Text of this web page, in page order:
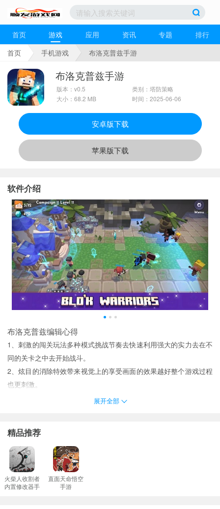
首页 游戏 应用 资讯 专题
排行
首页
手机游戏 布洛克普兹手游
布洛克普兹手游
版本：v0.5
大小：68.2 MB
类别：塔防策略
时间：2025-06-06
安卓版下载
苹果版下载
软件介绍
布洛克普兹编辑心得
1、刺激的闯关玩法多种模式挑战节奏去快速利用强大的实力去在不
同的关卡之中去开始战斗。
2、炫目的消除特效带来视觉上的享受画面的效果越好整个游戏过程
也更刺激。
3、在这里还有各种的策略的防御战都可以让玩家来感受其中的精彩
5、无比劲爆战斗的过程浩浩荡荡的杀戮之战迎战各种魔物终极必杀
相当的刺激很多的装备解锁使用。
布洛克普兹游戏规则
只有消灭敌人我们才能顺利通过边界。这里有很多挑战级别。当我
们挑战的时候我们可以得到更多的奖励打开武器并轻松地战斗。
展开全部
精品推荐
火柴人收割者
内置修改器手
直面天命悟空
手游